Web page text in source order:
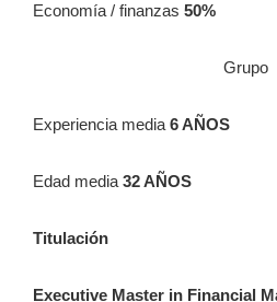
Economía / finanzas 50%
Grupo
Experiencia media 6 AÑOS
Edad media 32 AÑOS
Titulación
Executive Master in Financial